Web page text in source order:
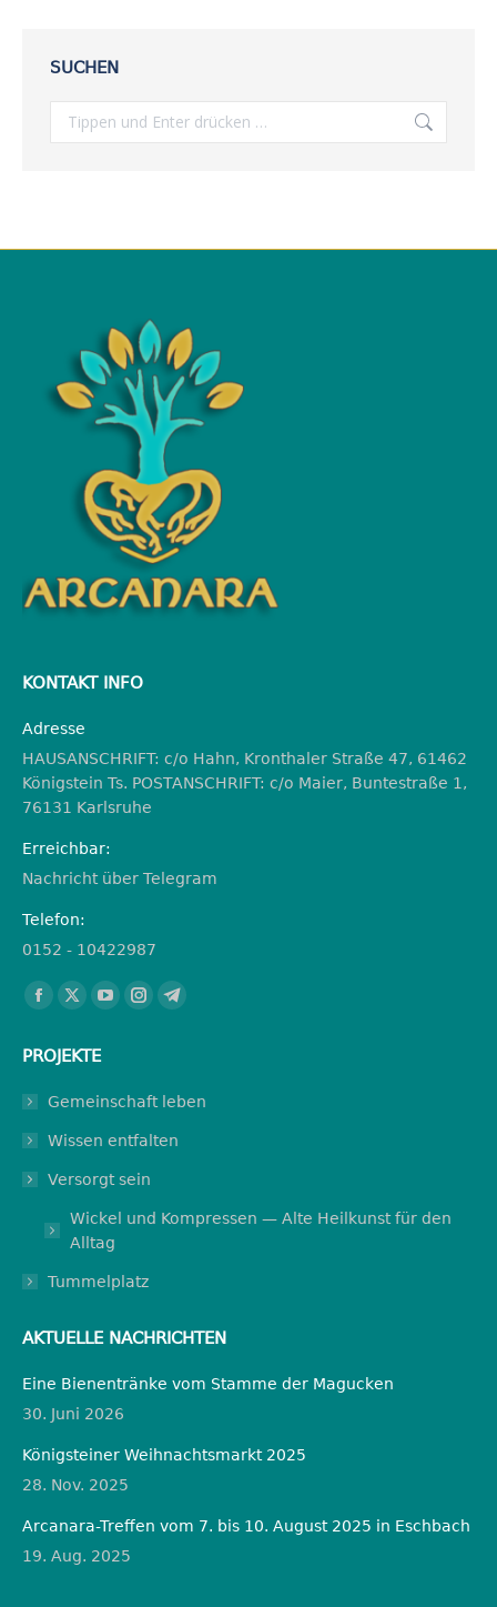
SUCHEN
Search:
KONTAKT INFO
Adresse
HAUSANSCHRIFT: c/o Hahn, Kronthaler Straße 47, 61462
Königstein Ts. POSTANSCHRIFT: c/o Maier, Buntestraße 1,
76131 Karlsruhe
Erreichbar:
Nachricht über Telegram
Telefon:
0152 - 10422987
Finden Sie uns auf:
Facebook
opens
in
X
opens
in
YouTube
in
Instagram
in
Telegram
in
PROJEKTE
Gemeinschaft leben
Wissen entfalten
Versorgt sein
Wickel und Kompressen — Alte Heilkunst für den
Alltag
Tummelplatz
AKTUELLE NACHRICHTEN
Eine Bienentränke vom Stamme der Magucken
30. Juni 2026
Königsteiner Weihnachtsmarkt 2025
28. Nov. 2025
Arcanara-Treffen vom 7. bis 10. August 2025 in Eschbach
19. Aug. 2025